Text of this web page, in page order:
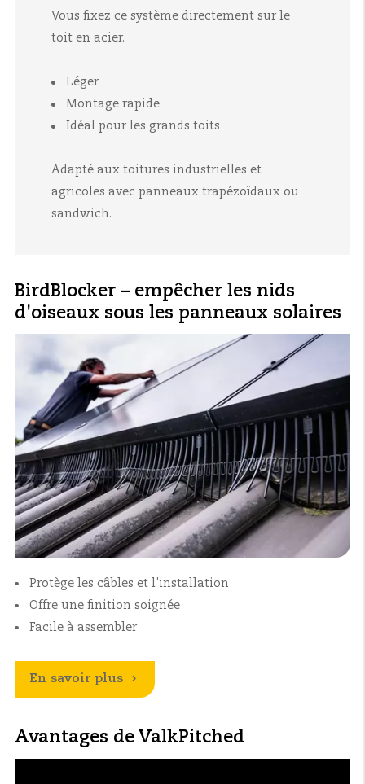
Vous fixez ce système directement sur le
toit en acier.
Léger
Montage rapide
Idéal pour les grands toits
Adapté aux toitures industrielles et
agricoles avec panneaux trapézoïdaux ou
sandwich.
BirdBlocker – empêcher les nids
d'oiseaux sous les panneaux solaires
Protège les câbles et l'installation
Offre une finition soignée
Facile à assembler
En savoir plus
Avantages de ValkPitched